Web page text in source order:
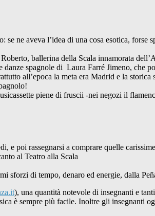
ne aveva l’idea di una cosa esotica,
ballerina della Scala innamorata
spagnole di Laura Farré Jimeno, che
all’epoca la meta era Madrid e la
piene di fruscii -nei negozi il
e poi rassegnarsi a comprare quelle
al Teatro alla Scala
sforzi di tempo, denaro ed energie, dalla
), una quantità notevole di insegnanti e
è sempre più facile. Inoltre gli insegnanti